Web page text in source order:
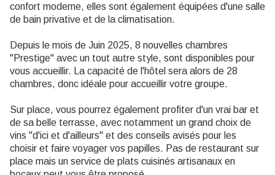
confort moderne, elles sont également équipées d'une salle
de bain privative et de la climatisation.
Depuis le mois de Juin 2025, 8 nouvelles chambres
"Prestige" avec un tout autre style, sont disponibles pour
vous accueillir. La capacité de l'hôtel sera alors de 28
chambres, donc idéale pour accueillir votre groupe.
Sur place, vous pourrez également profiter d'un vrai bar et
de sa belle terrasse, avec notamment un grand choix de
vins "d'ici et d'ailleurs" et des conseils avisés pour les
choisir et faire voyager vos papilles. Pas de restaurant sur
place mais un service de plats cuisinés artisanaux en